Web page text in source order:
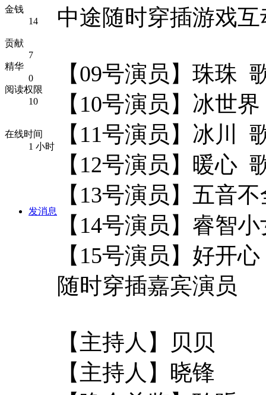
金钱
14
贡献
7
精华
0
阅读权限
10
在线时间
1 小时
发消息
中途随时穿插游戏互
【09号演员】珠珠
【10号演员】冰世
【11号演员】冰川
【12号演员】暖心
【13号演员】五音
【14号演员】睿智
【15号演员】好开
随时穿插嘉宾演员
【主持人】贝贝
【主持人】晓锋